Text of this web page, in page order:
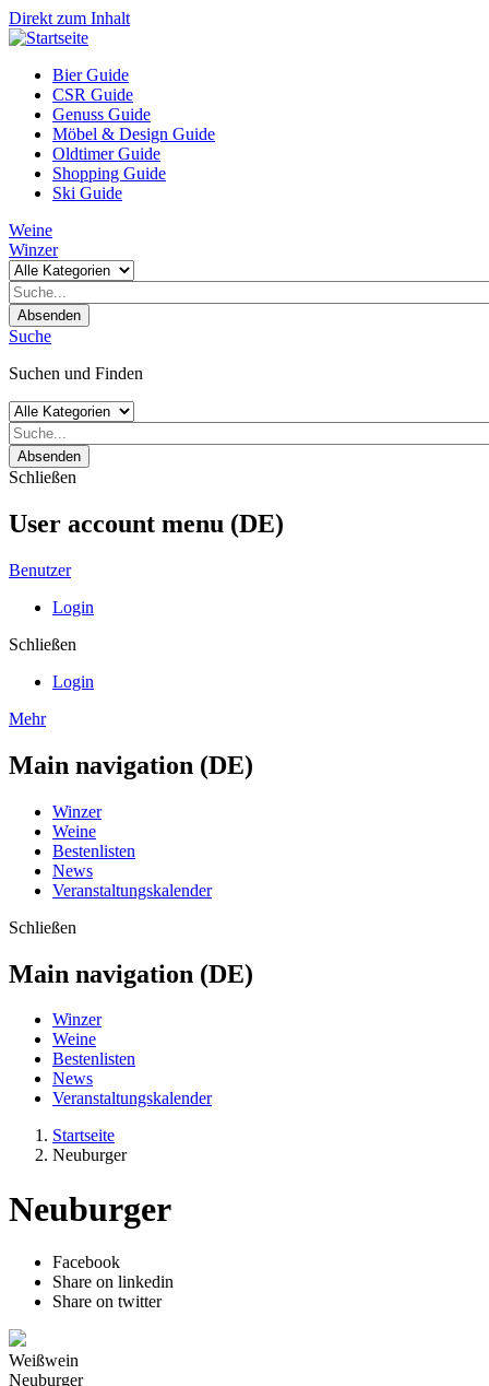
Direkt zum Inhalt
Bier Guide
CSR Guide
Genuss Guide
Möbel & Design Guide
Oldtimer Guide
Shopping Guide
Ski Guide
Weine
Winzer
Absenden
Suche
Suchen und Finden
Absenden
Schließen
User account menu (DE)
Benutzer
Login
Schließen
Login
Mehr
Main navigation (DE)
Winzer
Weine
Bestenlisten
News
Veranstaltungskalender
Schließen
Main navigation (DE)
Winzer
Weine
Bestenlisten
News
Veranstaltungskalender
Startseite
Neuburger
Neuburger
Facebook
Share on linkedin
Share on twitter
Weißwein
Neuburger